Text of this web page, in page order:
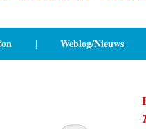
| Weblog/Nieuws